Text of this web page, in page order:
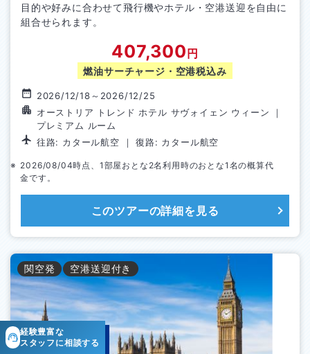
目的や好みに合わせて飛行機やホテル・空港送迎を自由に
組合せられます。
407,300 円
燃油サーチャージ・空港税込み
2026/12/18～ 2026/12/25
オーストリア トレンド ホテル サヴォイェン ウィーン ｜
プレミアム ルーム
往路: カタール航空 ｜ 復路: カタール航空
2026/08/04時点、1部屋おとな 2名利用時のおとな1名の概算代
金です。
このツアーの詳細を見る
関空発 空港送迎付き
経験豊富な
スタッフに相談する